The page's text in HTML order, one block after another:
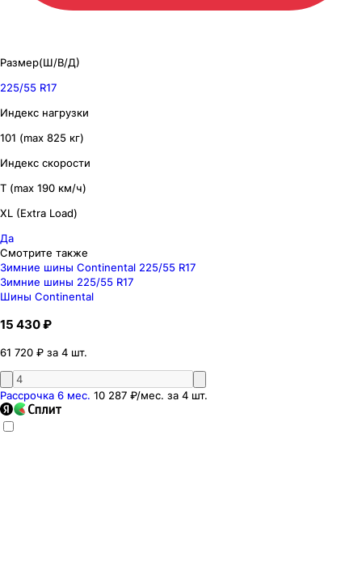
Размер(Ш/В/Д)
225/55 R17
Индекс нагрузки
101 (max 825 кг)
Индекс скорости
T (max 190 км/ч)
XL (Extra Load)
Да
Смотрите также
Зимние шины Continental 225/55 R17
Зимние шины 225/55 R17
Шины Continental
15 430 ₽
61 720 ₽ за 4 шт.
Рассрочка 6 мес. 10 287 ₽/мес. за 4 шт.